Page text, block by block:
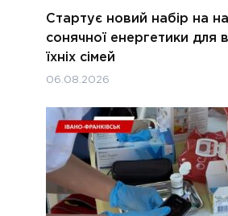
Стартує новий набір на
сонячної енергетики для
їхніх сімей
06.08.2026